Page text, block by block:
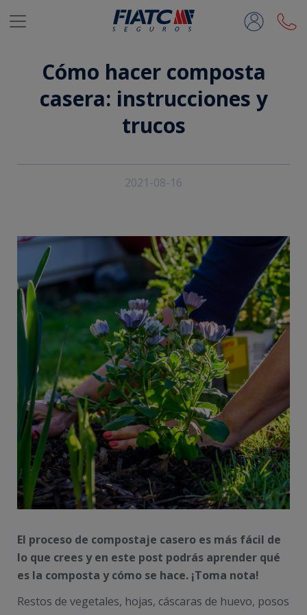
Saltar al contenido principal
Cómo hacer composta
casera: instrucciones y
trucos
2021-08-16
El proceso de compostaje casero es más fácil de
lo que crees y en este post podrás aprender qué
es la composta y cómo se hace. ¡Toma nota!
Restos de vegetales, hojas, cáscaras de huevo, posos